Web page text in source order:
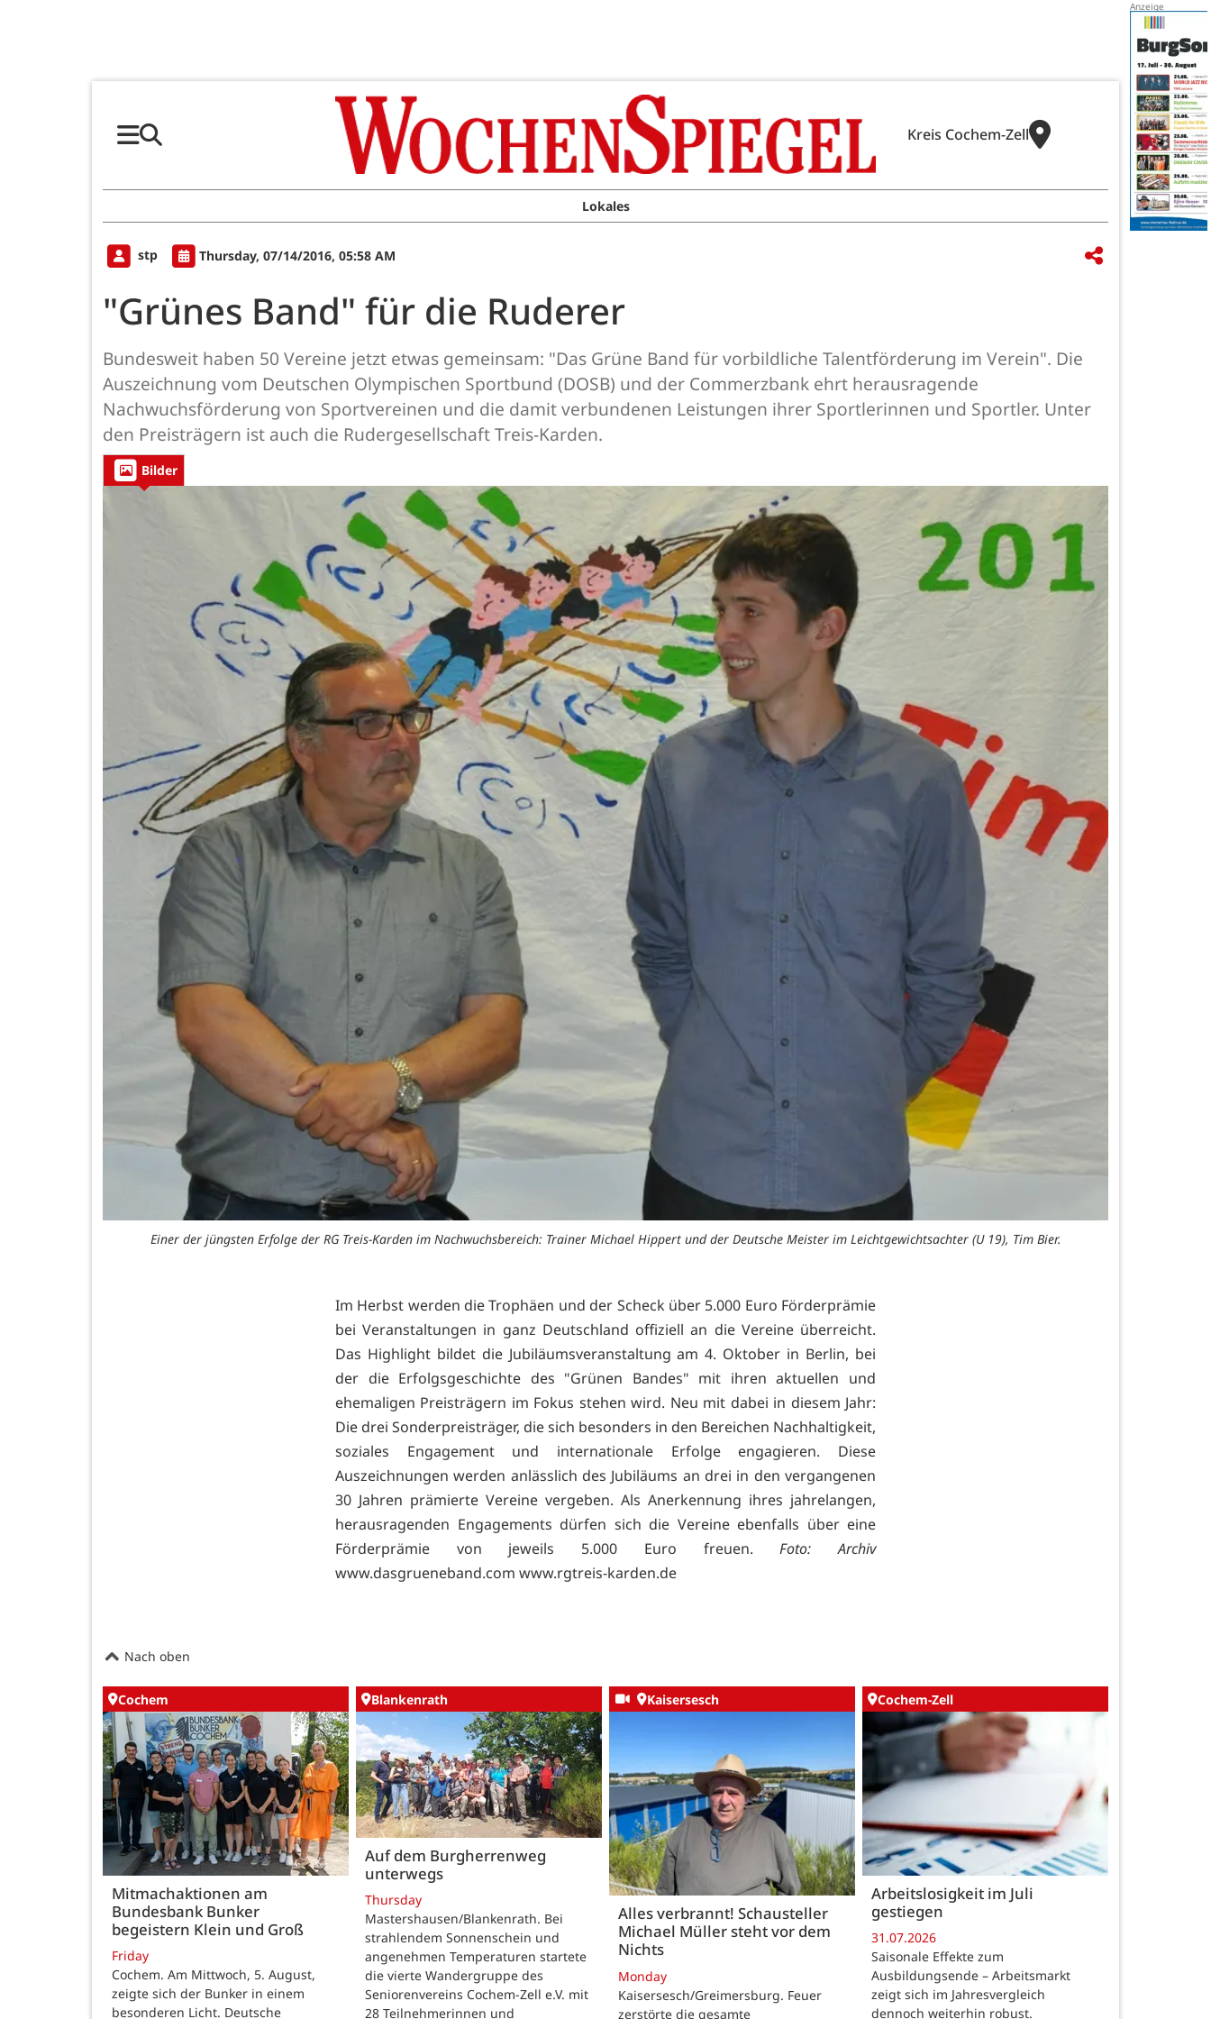
Kreis Cochem-Zell
Lokales
stp Thursday, 07/14/2016, 05:58 AM
"Grünes Band" für die Ruderer
Bundesweit haben 50 Vereine jetzt etwas gemeinsam: "Das Grüne Band für vorbildliche Talentförderung im Verein". Die
Auszeichnung vom Deutschen Olympischen Sportbund (DOSB) und der Commerzbank ehrt herausragende
Nachwuchsförderung von Sportvereinen und die damit verbundenen Leistungen ihrer Sportlerinnen und Sportler. Unter
den Preisträgern ist auch die Rudergesellschaft Treis-Karden.
Bilder
Einer der jüngsten Erfolge der RG Treis-Karden im Nachwuchsbereich: Trainer Michael Hippert und der Deutsche Meister im Leichtgewichtsachter (U 19), Tim Bier.
Im Herbst werden die Trophäen und der Scheck über 5.000 Euro Förderprämie
bei Veranstaltungen in ganz Deutschland offiziell an die Vereine überreicht.
Das Highlight bildet die Jubiläumsveranstaltung am 4. Oktober in Berlin, bei
der die Erfolgsgeschichte des "Grünen Bandes" mit ihren aktuellen und
ehemaligen Preisträgern im Fokus stehen wird. Neu mit dabei in diesem Jahr:
Die drei Sonderpreisträger, die sich besonders in den Bereichen Nachhaltigkeit,
soziales Engagement und internationale Erfolge engagieren. Diese
Auszeichnungen werden anlässlich des Jubiläums an drei in den vergangenen
30 Jahren prämierte Vereine vergeben. Als Anerkennung ihres jahrelangen,
herausragenden Engagements dürfen sich die Vereine ebenfalls über eine
Förderprämie von jeweils 5.000 Euro freuen.Foto: Archiv
www.dasgrueneband.com www.rgtreis-karden.de
Nach oben
Cochem
Mitmachaktionen am
Bundesbank Bunker
begeistern Klein und Groß
Friday
Cochem. Am Mittwoch, 5. August,
zeigte sich der Bunker in einem
besonderen Licht. Deutsche
Blankenrath
Auf dem Burgherrenweg
unterwegs
Thursday
Mastershausen/Blankenrath. Bei
strahlendem Sonnenschein und
angenehmen Temperaturen startete
die vierte Wandergruppe des
Seniorenvereins Cochem-Zell e.V. mit
28 Teilnehmerinnen und
Kaisersesch
Alles verbrannt! Schausteller
Michael Müller steht vor dem
Nichts
Monday
Kaisersesch/Greimersburg. Feuer
zerstörte die gesamte
Cochem-Zell
Arbeitslosigkeit im Juli
gestiegen
31.07.2026
Saisonale Effekte zum
Ausbildungsende – Arbeitsmarkt
zeigt sich im Jahresvergleich
dennoch weiterhin robust.